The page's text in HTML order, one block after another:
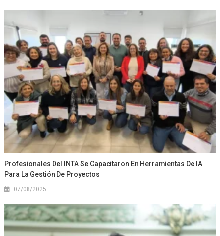
Profesionales Del INTA Se Capacitaron En Herramientas De IA
Para La Gestión De Proyectos
07/08/2025